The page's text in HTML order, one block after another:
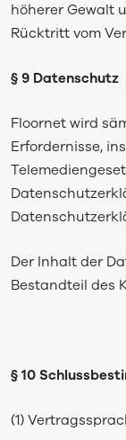
höherer Gewalt
Rücktritt vom
§ 9 Datenschutz
Floornet wird
Erfordernisse,
Der Inhalt der
Bestandteil des
§ 10
(1)